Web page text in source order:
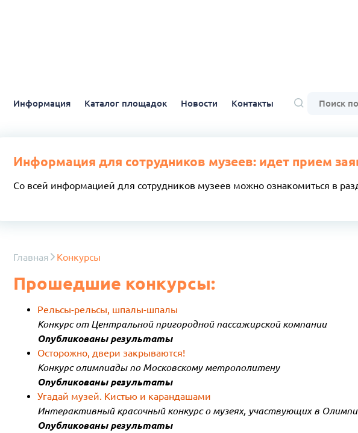
Информация Каталог площадок Новости Контакты
Информация для сотрудников музеев: идет прием
Со всей информацией для сотрудников музеев можно ознакомиться в
Главная Конкурсы
Прошедшие конкурсы:
Рельсы-рельсы, шпалы-шпалы
Конкурс от Центральной пригородной пассажирской компании
Опубликованы результаты
Осторожно, двери закрываются!
Конкурс олимпиады по Московскому метрополитену
Опубликованы результаты
Угадай музей. Кистью и карандашами
Интерактивный красочный конкурс о музеях, участвующих в
Опубликованы результаты